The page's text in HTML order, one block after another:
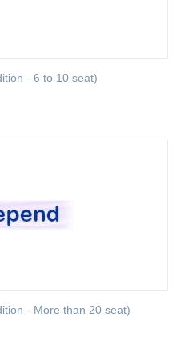
- 6 to 10 seat)
- More than 20 seat)